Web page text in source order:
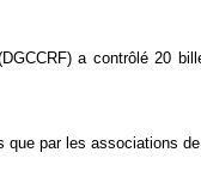
a contrôlé 20
par les associations